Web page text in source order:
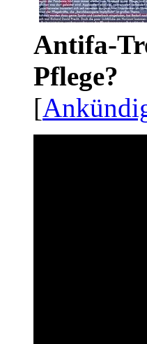
Antifa-
Pflege?
[